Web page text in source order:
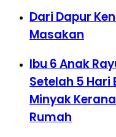
Dari Dapur
Masakan
Ibu 6 Anak
Setelah 5 Hari
Minyak
Rumah